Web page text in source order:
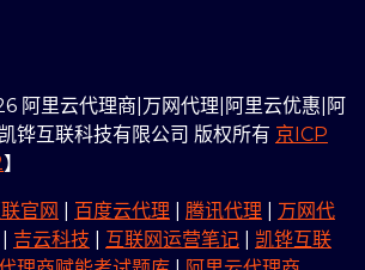
里云代理商|万网代理|阿里云优惠|阿
铧互联科技有限公司 版权所有 京ICP
】
官网 百度云代理 腾讯代理
万网代
吉云科技 互联网运营笔记
凯铧互联